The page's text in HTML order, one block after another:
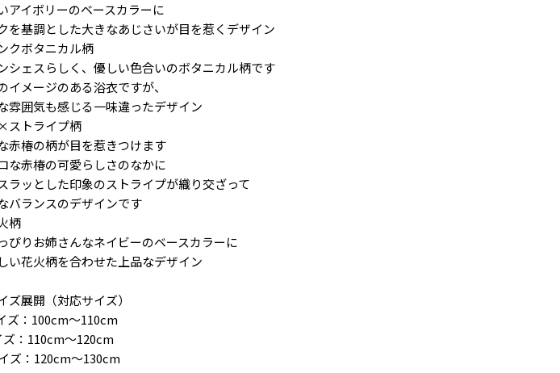
アイボリーのベースカラーに
を基調とした大きなあじさいが目を惹くデザイン
クボタニカル柄
シェスらしく、優しい色合いのボタニカル柄です
イメージのある浴衣ですが、
雰囲気も感じる一味違ったデザイン
トライプ柄
赤椿の柄が目を惹きつけます
な赤椿の可愛らしさのなかに
ラッとした印象のストライプが織り交ざって
バランスのデザインです
柄
ぴりお姉さんなネイビーのベースカラーに
い花火柄を合わせた上品なデザイン
ズ展開（対応サイズ）
ズ：100cm～110cm
ズ：110cm～120cm
ズ：120cm～130cm